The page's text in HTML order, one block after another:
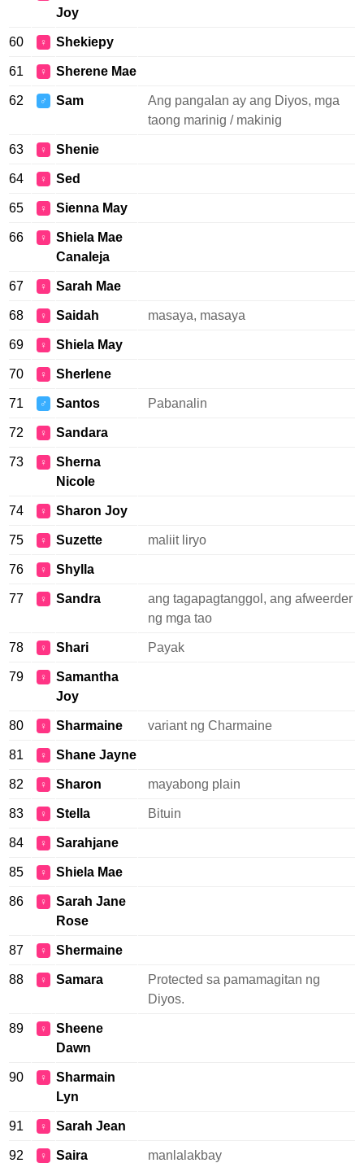
Joy
60 ♀ Shekiepy
61 ♀ Sherene Mae
62 ♂ Sam
Ang pangalan ay ang Diyos, mga
taong marinig / makinig
63 ♀ Shenie
64 ♀ Sed
65 ♀ Sienna May
66 ♀
Shiela Mae
Canaleja
67 ♀ Sarah Mae
68 ♀ Saidah masaya, masaya
69 ♀ Shiela May
70 ♀ Sherlene
71 ♂ Santos Pabanalin
72 ♀ Sandara
73 ♀
Sherna
Nicole
74 ♀ Sharon Joy
75 ♀ Suzette maliit liryo
76 ♀ Shylla
77 ♀ Sandra
ang tagapagtanggol, ang afweerder
ng mga tao
78 ♀ Shari Payak
79 ♀
Samantha
Joy
80 ♀ Sharmaine variant ng Charmaine
81 ♀ Shane Jayne
82 ♀ Sharon mayabong plain
83 ♀ Stella Bituin
84 ♀ Sarahjane
85 ♀ Shiela Mae
86 ♀
Sarah Jane
Rose
87 ♀ Shermaine
88 ♀ Samara
Protected sa pamamagitan ng
Diyos.
89 ♀
Sheene
Dawn
90 ♀
Sharmain
Lyn
91 ♀ Sarah Jean
92 ♀ Saira manlalakbay